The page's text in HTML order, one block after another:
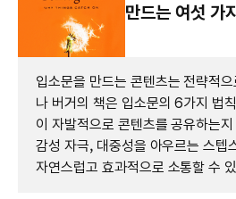
만드는 여섯 가
입소문을 만드는 콘텐츠는 전략적
나 버거의 책은 입소문의 6가지 법
이 자발적으로 콘텐츠를 공유하는
감성 자극, 대중성을 아우르는 스텝
자연스럽고 효과적으로 소통할 수